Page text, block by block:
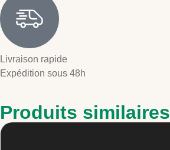
Livraison rapide
Expédition sous 48h
Produits similaires